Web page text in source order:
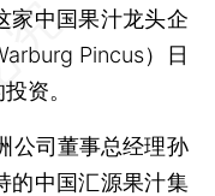
家中国果汁龙头企
Pincus）日
资。
司董事总经理孙
的中国汇源果汁集